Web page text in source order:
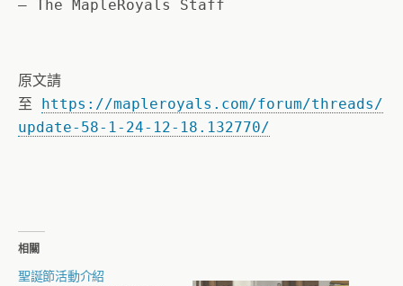
– The MapleRoyals Staff
原文請
至
https://mapleroyals.com/forum/threads/
update-58-1-24-12-18.132770/
相關
聖誕節活動介紹